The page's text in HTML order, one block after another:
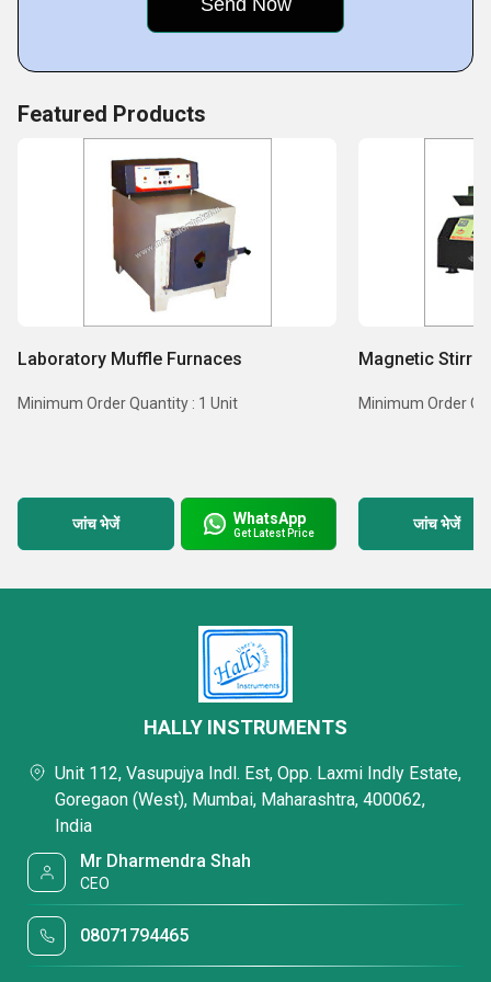
Featured Products
Laboratory Muffle Furnaces
Minimum Order Quantity : 1 Unit
जांच भेजें WhatsApp
Get Latest Price
Magnetic
Minimum Order
जांच भेजें
HALLY INSTRUMENTS
Unit 112, Vasupujya Indl. Est, Opp. Laxmi Indly Estate,
Goregaon (West), Mumbai, Maharashtra, 400062,
India
Mr Dharmendra Shah
CEO
08071794465